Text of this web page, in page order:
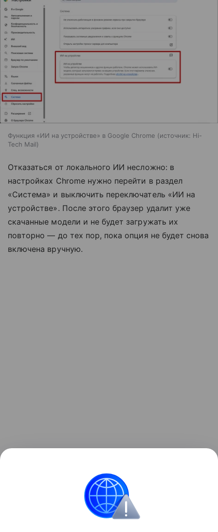
Функция «ИИ на устройстве» в Google Chrome источник: Hi-
Tech Mail
Отказаться от локального ИИ несложно: в
настройках Chrome нужно перейти в раздел
«Система» и выключить переключатель «ИИ на
устройстве». После этого браузер удалит уже
скачанные модели и не будет загружать их
повторно — до тех пор, пока опция не будет снова
включена вручную.
появлением ИИ-агентов.